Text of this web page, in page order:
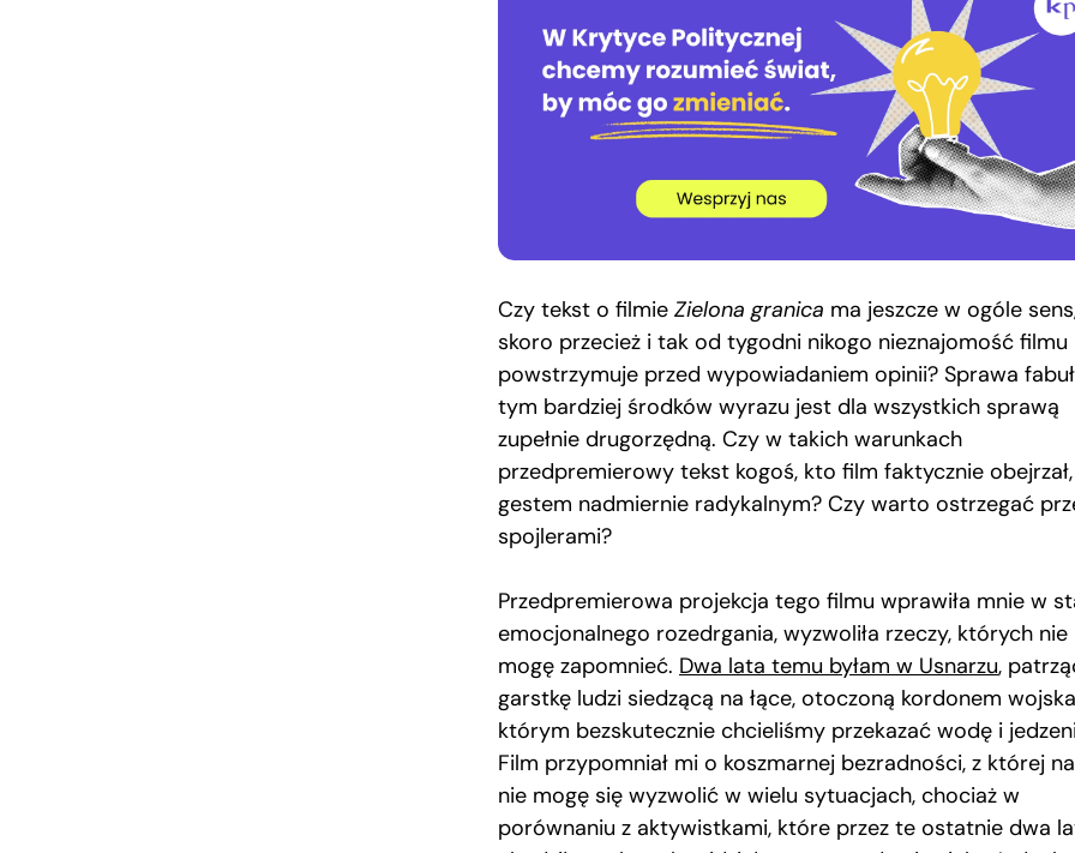
Czy tekst o filmie Zielona granica ma jeszcze w ogóle
skoro przecież i tak od tygodni nikogo nieznajomość filmu
powstrzymuje przed wypowiadaniem opinii? Sprawa
tym bardziej środków wyrazu jest dla wszystkich sprawą
zupełnie drugorzędną. Czy w takich warunkach
przedpremierowy tekst kogoś, kto film faktycznie
gestem nadmiernie radykalnym? Czy warto ostrzegać
spojlerami?
Przedpremierowa projekcja tego filmu wprawiła mnie w
emocjonalnego rozedrgania, wyzwoliła rzeczy, których nie
mogę zapomnieć. Dwa lata temu byłam w Usnarzu,
garstkę ludzi siedzącą na łące, otoczoną kordonem
którym bezskutecznie chcieliśmy przekazać wodę i
Film przypomniał mi o koszmarnej bezradności, z której
nie mogę się wyzwolić w wielu sytuacjach, chociaż w
porównaniu z aktywistkami, które przez te ostatnie dwa